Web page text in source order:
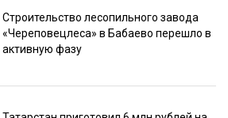
Строительство лесопильного завода
«Череповецлеса» в Бабаево перешло в
активную фазу